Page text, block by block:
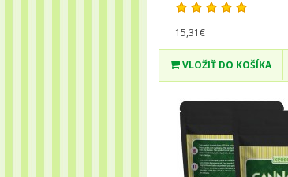
15,31€
VLOŽIŤ DO KOŠÍKA